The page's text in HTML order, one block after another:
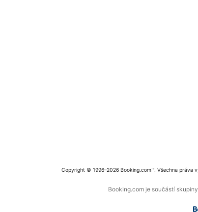
Copyright © 1996–2026 Booking.com™. Všechna práva
Booking.com je součástí